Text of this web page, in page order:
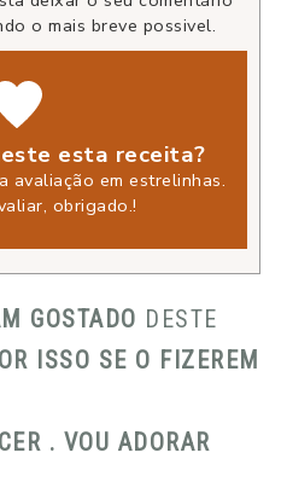
o mais breve possivel.
esta receita?
avaliação em estrelinhas.
obrigado.!
GOSTADO DESTE
ISSO SE O FIZEREM
. VOU ADORAR